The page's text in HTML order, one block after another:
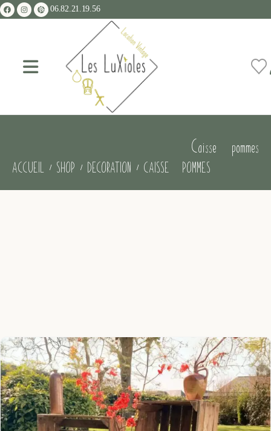
06.82.21.19.56
Caisse à pommes
ACCUEIL SHOP DECORATION CAISSE À POMMES